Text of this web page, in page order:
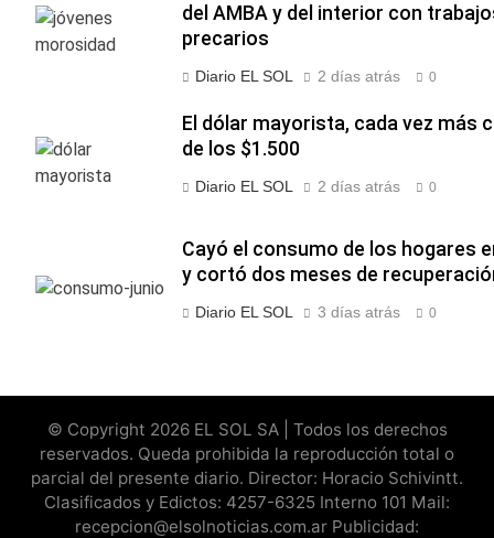
del AMBA y del interior con
precarios
Diario EL SOL 2 días atrás 0
El dólar mayorista, cada vez más
de los $1.500
Diario EL SOL 2 días atrás 0
Cayó el consumo de los hogares
y cortó dos meses de
Diario EL SOL 3 días atrás 0
© Copyright 2026 EL SOL SA | Todos los derechos
reservados. Queda prohibida la reproducción total o
parcial del presente diario. Director: Horacio Schivintt.
Clasificados y Edictos: 4257-6325 Interno 101 Mail:
recepcion@elsolnoticias.com.ar Publicidad: